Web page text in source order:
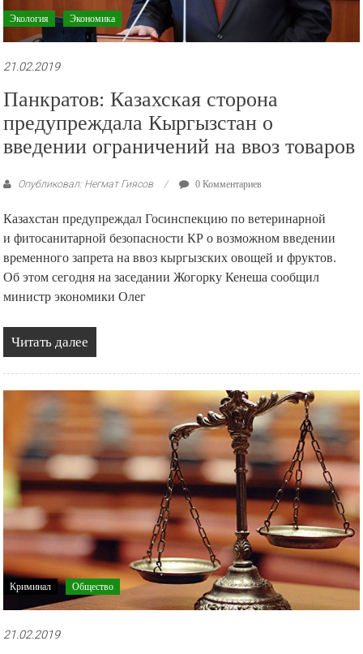
Экология Экономика
21.02.2019
Панкратов: Казахская сторона
предупреждала Кыргызстан о
введении ограничений на ввоз товаров
Опубликовал: Негмат Гиясов 0 Комментариев
Казахстан предупреждал Госинспекцию по ветеринарной
и фитосанитарной безопасности КР о возможном введении
временного запрета на ввоз кыргызских овощей и фруктов.
Об этом сегодня на заседании Жогорку Кенеша сообщил
министр экономики Олег
Читать далее
Криминал Общество
21.02.2019